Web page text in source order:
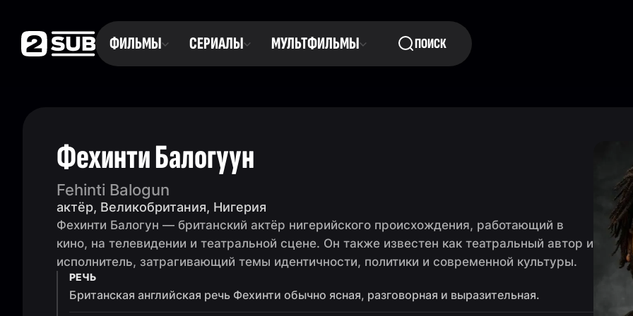
ФИЛЬМЫ СЕРИАЛЫ МУЛЬТФИЛЬМЫ ПОИСК
Фехинти Балогуун
Fehinti Balogun
актёр, Великобритания, Нигерия
Фехинти Балогун — британский актёр нигерийского происхождения, работающий в
кино, на телевидении и театральной сцене. Он также известен как театральный автор и
исполнитель, затрагивающий темы идентичности, политики и современной культуры.
РЕЧЬ
Британская английская речь Фехинти обычно ясная, разговорная и выразительная.